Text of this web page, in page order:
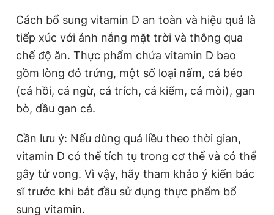
Cách bổ sung vitamin D an toàn và hiệu quả là
tiếp xúc với ánh nắng mặt trời và thông qua
chế độ ăn. Thực phẩm chứa vitamin D bao
gồm lòng đỏ trứng, một số loại nấm, cá béo
(cá hồi, cá ngừ, cá trích, cá kiếm, cá mòi), gan
bò, dầu gan cá.
Cần lưu ý: Nếu dùng quá liều theo thời gian,
vitamin D có thể tích tụ trong cơ thể và có thể
gây tử vong. Vì vậy, hãy tham khảo ý kiến bác
sĩ trước khi bắt đầu sử dụng thực phẩm bổ
sung vitamin.